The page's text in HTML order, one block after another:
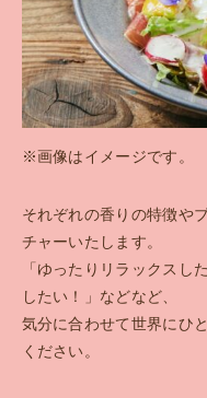
※画像はイメージです。
それぞれの香りの特徴や
チャーいたします。
「ゆったりリラックスし
したい！」などなど、
気分に合わせて世界にひ
ください。